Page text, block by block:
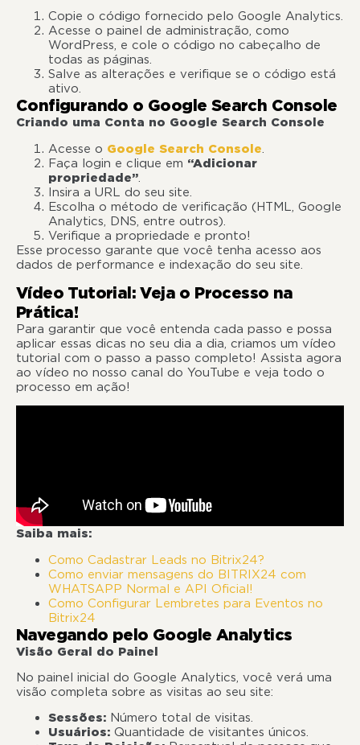
Copie o código fornecido pelo Google Analytics.
Acesse o painel de administração, como
WordPress, e cole o código no cabeçalho de
todas as páginas.
Salve as alterações e verifique se o código está
ativo.
Configurando o Google Search Console
Criando uma Conta no Google Search Console
Acesse o Google Search Console
Faça login e clique em “Adicionar
propriedade”
Insira a URL do seu site.
Escolha o método de verificação (HTML, Google
Analytics, DNS, entre outros).
Verifique a propriedade e pronto!
Esse processo garante que você tenha acesso aos
dados de performance e indexação do seu site.
Vídeo Tutorial: Veja o Processo na
Prática!
Para garantir que você entenda cada passo e possa
aplicar essas dicas no seu dia a dia, criamos um vídeo
tutorial com o passo a passo completo! Assista agora
ao vídeo no nosso canal do YouTube e veja todo o
processo em ação!
Saiba mais:
Como Cadastrar Leads no Bitrix24?
Como enviar mensagens do BITRIX24 com
WHATSAPP Normal e API Oficial!
Como Configurar Lembretes para Eventos no
Bitrix24
Navegando pelo Google Analytics
Visão Geral do Painel
No painel inicial do Google Analytics, você verá uma
visão completa sobre as visitas ao seu site:
Sessões: Número total de visitas.
Usuários: Quantidade de visitantes únicos.